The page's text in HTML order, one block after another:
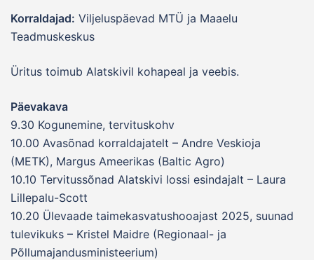
Korraldajad: Viljeluspäevad MTÜ ja Maaelu
Teadmuskeskus
Üritus toimub Alatskivil kohapeal ja veebis.
Päevakava
9.30 Kogunemine, tervituskohv
10.00 Avasõnad korraldajatelt – Andre Veskioja
(METK), Margus Ameerikas (Baltic Agro)
10.10 Tervitussõnad Alatskivi lossi esindajalt – Laura
Lillepalu-Scott
10.20 Ülevaade taimekasvatushooajast 2025, suunad
tulevikuks – Kristel Maidre (Regionaal- ja
Põllumajandusministeerium)